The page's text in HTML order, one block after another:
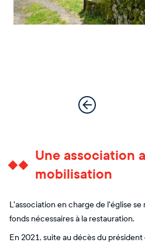
Une association
mobilisation
L'association en charge de l'église
fonds nécessaires à la restauration.
En 2021, suite au décès du